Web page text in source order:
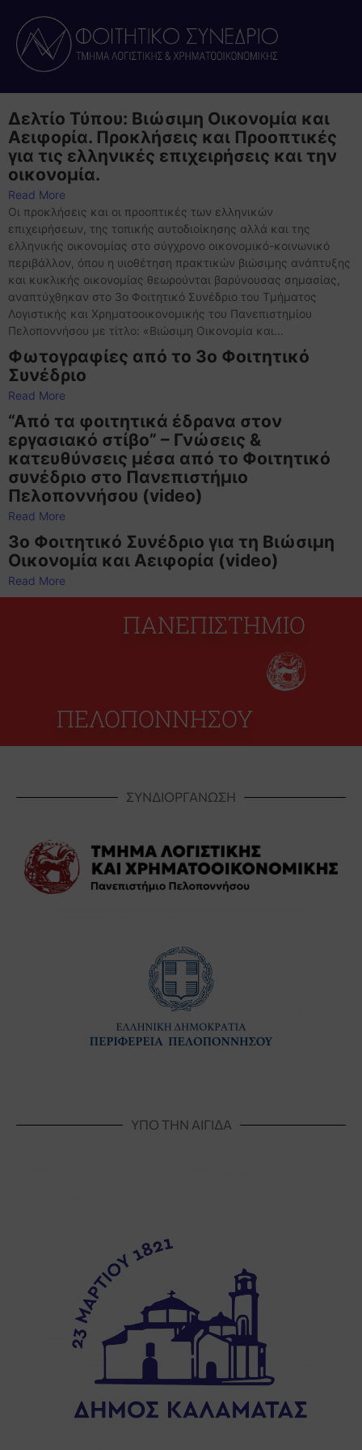
Δελτίο Τύπου: Βιώσιμη Οικονομία και
Αειφορία. Προκλήσεις και Προοπτικές
για τις ελληνικές επιχειρήσεις και την
οικονομία.
Read More
Οι προκλήσεις και οι προοπτικές των ελληνικών
επιχειρήσεων, της τοπικής αυτοδιοίκησης αλλά και της
ελληνικής οικονομίας στο σύγχρονο οικονομικό-κοινωνικό
περιβάλλον, όπου η υιοθέτηση πρακτικών βιώσιμης ανάπτυξης
και κυκλικής οικονομίας θεωρούνται βαρύνουσας σημασίας,
αναπτύχθηκαν στο 3ο Φοιτητικό Συνέδριο του Τμήματος
Λογιστικής και Χρηματοοικονομικής του Πανεπιστημίου
Πελοποννήσου με τίτλο: «Βιώσιμη Οικονομία και...
Φωτογραφίες από το 3ο Φοιτητικό
Συνέδριο
Read More
“Από τα φοιτητικά έδρανα στον
εργασιακό στίβο” – Γνώσεις &
κατευθύνσεις μέσα από το Φοιτητικό
συνέδριο στο Πανεπιστήμιο
Πελοποννήσου (video)
Read More
3ο Φοιτητικό Συνέδριο για τη Βιώσιμη
Οικονομία και Αειφορία (video)
Read More
ΠΑΝΕΠΙΣΤΗΜΙΟ
ΠΕΛΟΠΟΝΝΗΣΟΥ
ΣΥΝΔΙΟΡΓΑΝΩΣΗ
ΥΠΟ ΤΗΝ ΑΙΓΙΔΑ